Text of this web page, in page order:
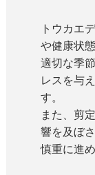
トウカエ
や健康状
適切な季
レスを与
す。
また、剪
響を及ぼ
慎重に進